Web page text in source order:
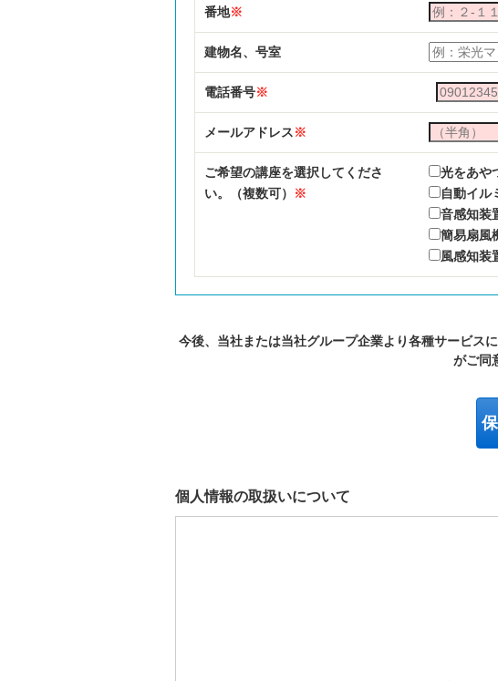
番地※
建物名、号室
電話番号※
メールアドレス※
ご希望の講座を選択してくださ
い。（複数可）
※
光をあや
自動イル
音感知装
簡易扇風
風感知装
今後、当社または当社グループ企業より各種サービス
がご同
個人情報の取扱いについて